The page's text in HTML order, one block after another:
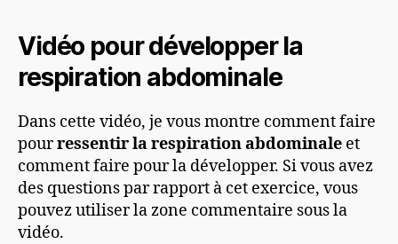
Vidéo pour développer la
respiration abdominale
Dans cette vidéo, je vous montre comment faire
pourressentir la respiration abdominale et
comment faire pour la développer. Si vous avez
des questions par rapport à cet exercice, vous
pouvez utiliser la zone commentaire sous la
vidéo.